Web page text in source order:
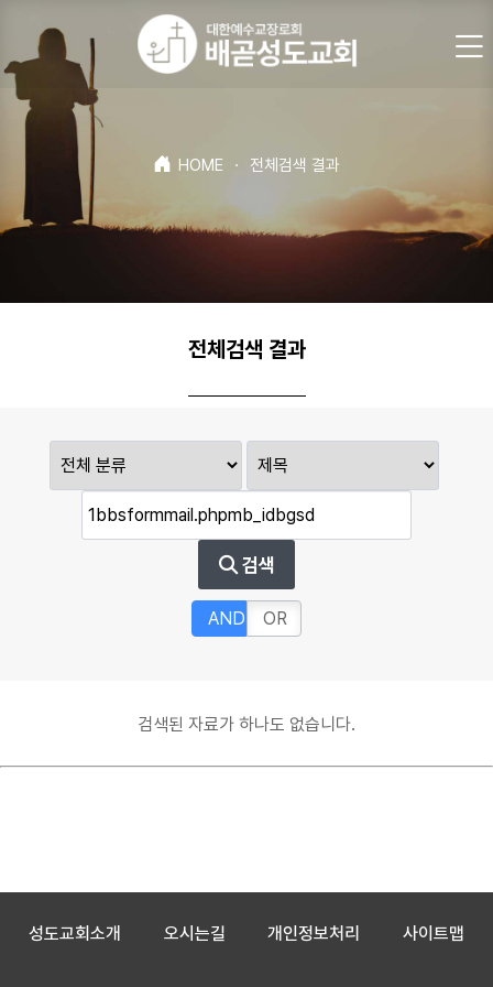
HOME · 전체검색 결과
전체검색 결과
검색
AND OR
검색된 자료가 하나도 없습니다.
성도교회소개 오시는길 개인정보처리 사이트맵